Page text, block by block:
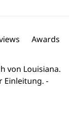
Awards
von Louisiana.
Einleitung. -